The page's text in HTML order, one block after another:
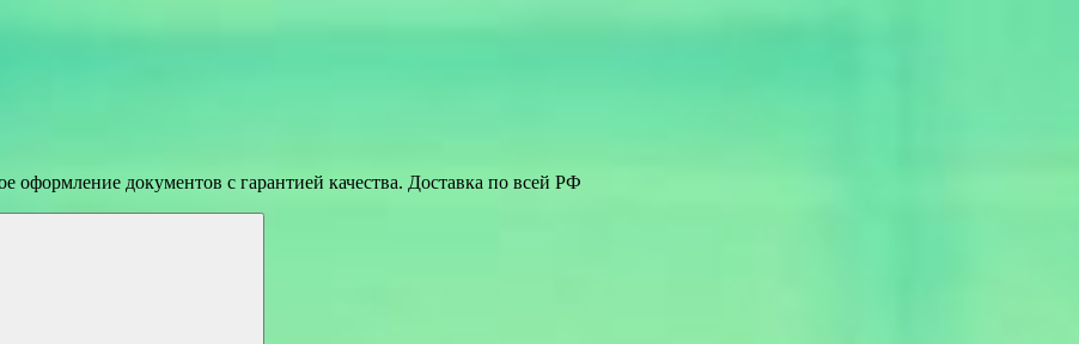
документов с гарантией качества. Доставка по всей РФ